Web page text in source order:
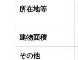
所在地等
建物面積
その他